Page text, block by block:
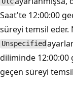
Saat'te 12:00:00
süreyi temsil eder.
Unspecified
diliminde 12:00:00
geçen süreyi